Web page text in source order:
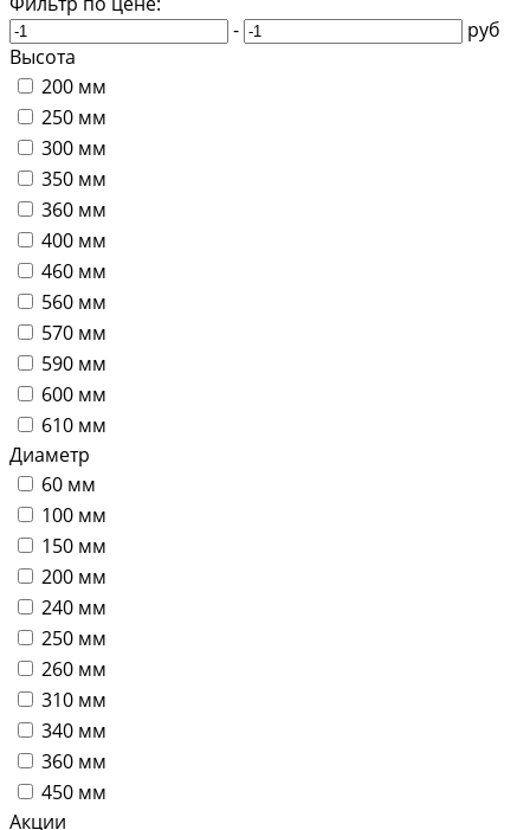
-
руб
Высота
200 мм
250 мм
300 мм
350 мм
360 мм
400 мм
460 мм
560 мм
570 мм
590 мм
600 мм
610 мм
Диаметр
60 мм
100 мм
150 мм
200 мм
240 мм
250 мм
260 мм
310 мм
340 мм
360 мм
450 мм
Акции